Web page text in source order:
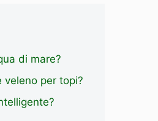
di mare?
veleno per topi?